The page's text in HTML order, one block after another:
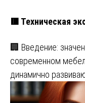
🟥 Техническая
🏢 Введение:
современном
динамично